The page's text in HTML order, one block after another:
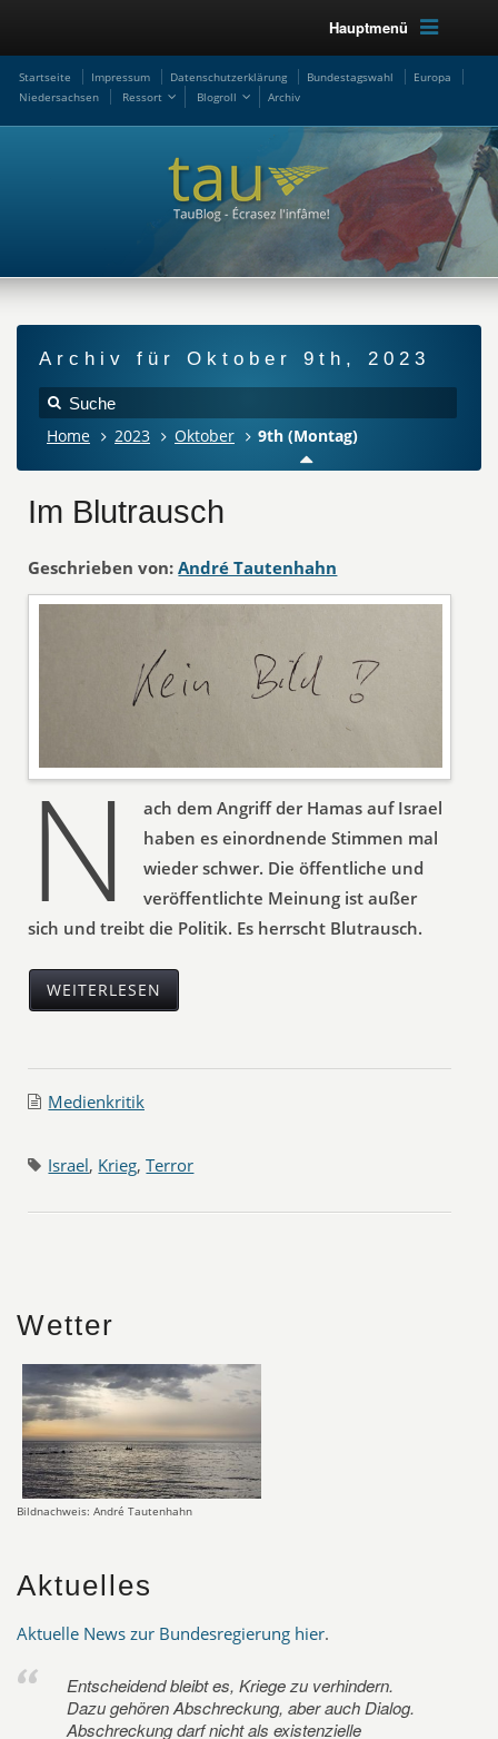
Hauptmenü
Startseite Impressum Datenschutzerklärung Bundestagswahl
Europa
Niedersachsen
Ressort Blogroll Archiv
Archiv für Oktober 9th, 2023
Home 2023 Oktober 9th (Montag)
Im Blutrausch
Geschrieben von: André Tautenhahn
N
ach dem Angriff der Hamas auf Israel
haben es einordnende Stimmen mal
wieder schwer. Die öffentliche und
veröffentlichte Meinung ist außer
sich und treibt die Politik. Es herrscht Blutrausch.
WEITERLESEN
Medienkritik
Israel, Krieg,Terror
Wetter
Bildnachweis: André Tautenhahn
Aktuelles
Aktuelle News zur Bundesregierung hier.
Entscheidend bleibt es, Kriege zu verhindern.
Dazu gehören Abschreckung, aber auch Dialog.
Abschreckung darf nicht als existenzielle